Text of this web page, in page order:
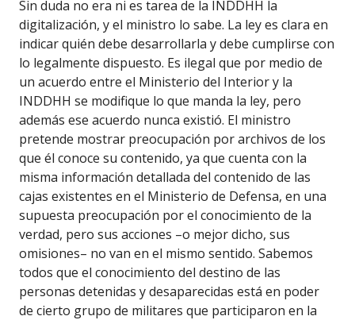
Sin duda no era ni es tarea de la INDDHH la
digitalización, y el ministro lo sabe. La ley es clara en
indicar quién debe desarrollarla y debe cumplirse con
lo legalmente dispuesto. Es ilegal que por medio de
un acuerdo entre el Ministerio del Interior y la
INDDHH se modifique lo que manda la ley, pero
además ese acuerdo nunca existió. El ministro
pretende mostrar preocupación por archivos de los
que él conoce su contenido, ya que cuenta con la
misma información detallada del contenido de las
cajas existentes en el Ministerio de Defensa, en una
supuesta preocupación por el conocimiento de la
verdad, pero sus acciones –o mejor dicho, sus
omisiones– no van en el mismo sentido. Sabemos
todos que el conocimiento del destino de las
personas detenidas y desaparecidas está en poder
de cierto grupo de militares que participaron en la